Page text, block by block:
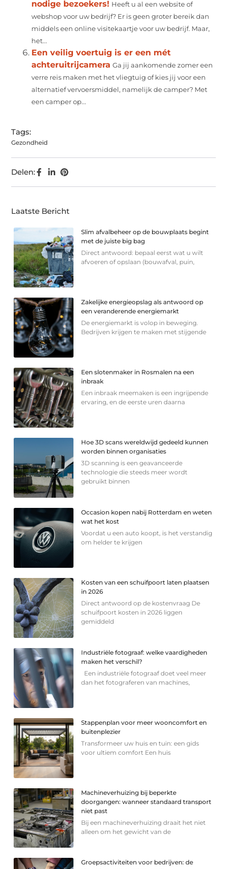
nodige bezoekers! Heeft u al een website of
webshop voor uw bedrijf? Er is geen groter bereik dan
middels een online visitekaartje voor uw bedrijf. Maar,
het...
Een veilig voertuig is er een mét
achteruitrijcamera Ga jij aankomende zomer een
verre reis maken met het vliegtuig of kies jij voor een
alternatief vervoersmiddel, namelijk de camper? Met
een camper op...
Tags:
Gezondheid
Delen:
Laatste Bericht
Slim afvalbeheer op de bouwplaats begint
met de juiste big bag
Direct antwoord: bepaal eerst wat u wilt
afvoeren of opslaan (bouwafval, puin,
Zakelijke energieopslag als antwoord op
een veranderende energiemarkt
De energiemarkt is volop in beweging.
Bedrijven krijgen te maken met stijgende
Een slotenmaker in Rosmalen na een
inbraak
Een inbraak meemaken is een ingrijpende
ervaring, en de eerste uren daarna
Hoe 3D scans wereldwijd gedeeld kunnen
worden binnen organisaties
3D scanning is een geavanceerde
technologie die steeds meer wordt
gebruikt binnen
Occasion kopen nabij Rotterdam en weten
wat het kost
Voordat u een auto koopt, is het verstandig
om helder te krijgen
Kosten van een schuifpoort laten plaatsen
in 2026
Direct antwoord op de kostenvraag De
schuifpoort kosten in 2026 liggen
gemiddeld
Industriële fotograaf: welke vaardigheden
maken het verschil?
Een industriële fotograaf doet veel meer
dan het fotograferen van machines,
Stappenplan voor meer wooncomfort en
buitenplezier
Transformeer uw huis en tuin: een gids
voor ultiem comfort Een huis
Machineverhuizing bij beperkte
doorgangen: wanneer standaard transport
niet past
Bij een machineverhuizing draait het niet
alleen om het gewicht van de
Groepsactiviteiten voor bedrijven: de